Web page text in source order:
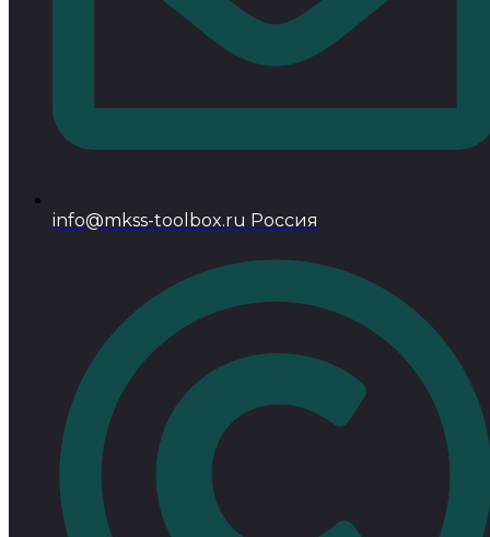
info@mkss-toolbox.ru Россия